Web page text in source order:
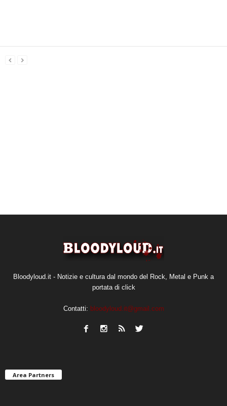
Bloodyloud.it - Notizie e cultura dal mondo del Rock, Metal e Punk a
portata di click
Contatti: bloodyloud.it@gmail.com
Area Partners